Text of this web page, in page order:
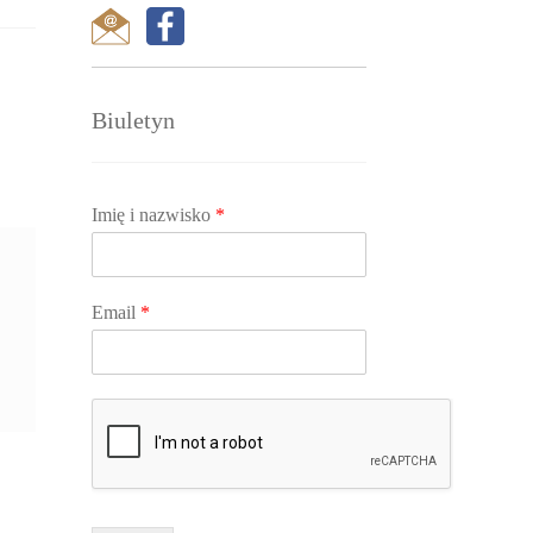
Biuletyn
Imię i nazwisko *
Email *